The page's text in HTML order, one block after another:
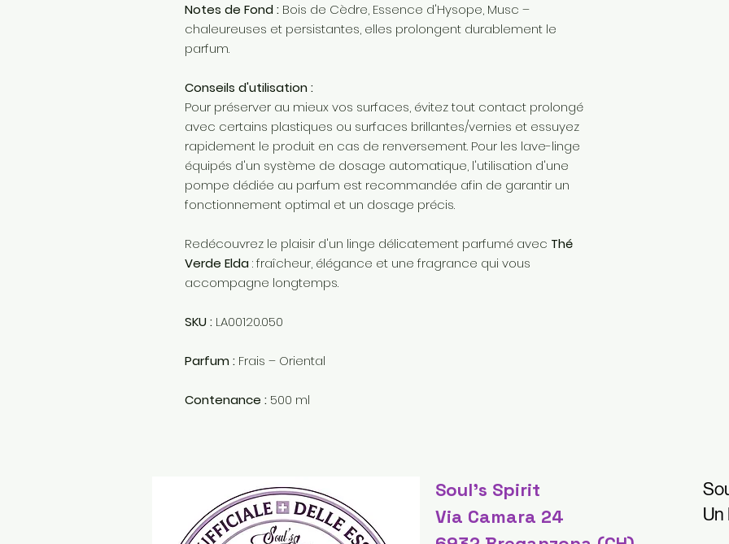
Notes de Fond : Bois de Cèdre, Essence d'Hysope, Musc –
chaleureuses et persistantes, elles prolongent durablement le
parfum.
Conseils d'utilisation :
Pour préserver au mieux vos surfaces, évitez tout contact prolongé
avec certains plastiques ou surfaces brillantes/vernies et essuyez
rapidement le produit en cas de renversement. Pour les lave-linge
équipés d'un système de dosage automatique, l'utilisation d'une
pompe dédiée au parfum est recommandée afin de garantir un
fonctionnement optimal et un dosage précis.
Redécouvrez le plaisir d'un linge délicatement parfumé avec Thé
Verde Elda: fraîcheur, élégance et une fragrance qui vous
accompagne longtemps.
SKU : LA00120.050
Parfum : Frais – Oriental
Contenance : 500 ml
Soul's Spirit
Via Camara 24
Un